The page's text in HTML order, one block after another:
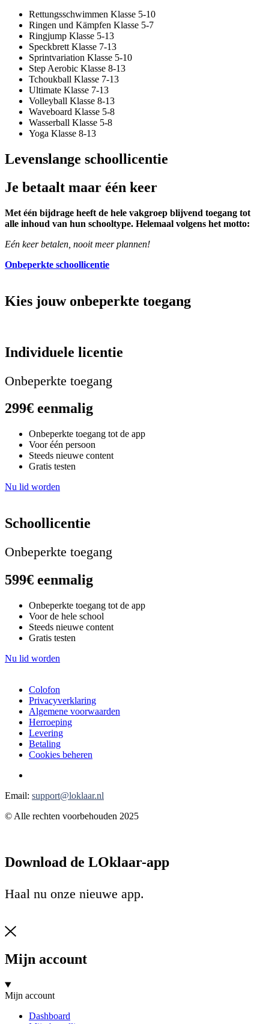
Rettungsschwimmen Klasse 5-10
Ringen und Kämpfen Klasse 5-7
Ringjump Klasse 5-13
Speckbrett Klasse 7-13
Sprintvariation Klasse 5-10
Step Aerobic Klasse 8-13
Tchoukball Klasse 7-13
Ultimate Klasse 7-13
Volleyball Klasse 8-13
Waveboard Klasse 5-8
Wasserball Klasse 5-8
Yoga Klasse 8-13
Levenslange schoollicentie
Je betaalt maar één keer
Met één bijdrage heeft de hele vakgroep blijvend toegang tot
alle inhoud van hun schooltype. Helemaal volgens het motto:
Eén keer betalen, nooit meer plannen!
Onbeperkte schoollicentie
Kies jouw onbeperkte toegang
Individuele licentie
Onbeperkte toegang
299€ eenmalig
Onbeperkte toegang tot de app
Voor één persoon
Steeds nieuwe content
Gratis testen
Nu lid worden
Schoollicentie
Onbeperkte toegang
599€ eenmalig
Onbeperkte toegang tot de app
Voor de hele school
Steeds nieuwe content
Gratis testen
Nu lid worden
Colofon
Privacyverklaring
Algemene voorwaarden
Herroeping
Levering
Betaling
Cookies beheren
Email: support@loklaar.nl
© Alle rechten voorbehouden 2025
Download de LOklaar-app
Haal nu onze nieuwe app.
Mijn account
Mijn account
Dashboard